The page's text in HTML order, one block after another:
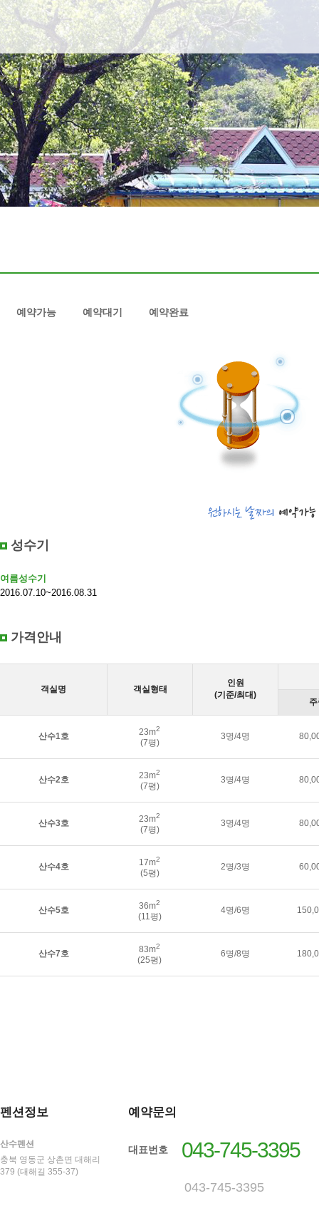
예약가능 예약대기 예약완료
성수기
여름성수기
2016.07.10~2016.08.31
가격안내
객실명 객실형태
인원
(기준/최대)
산수1호 23m2
(7평)
3명/4명
산수2호 23m2
(7평)
3명/4명
산수3호 23m2
(7평)
3명/4명
산수4호 17m2
(5평)
2명/3명
산수5호 36m2
(11평)
4명/6명
산수7호 83m2
(25평)
6명/8명
펜션정보
산수펜션
충북 영동군 상촌면 대해리
379 (대해길 355-37)
예약문의
대표번호 043-745-3395
043-745-3395